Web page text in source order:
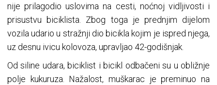
nije prilagodio uslovima na cesti, noćnoj vidljivosti i
prisustvu biciklista. Zbog toga je prednjim dijelom
vozila udario u stražnji dio bicikla kojim je ispred njega,
uz desnu ivicu kolovoza, upravljao 42-godišnjak.
Od siline udara, biciklist i bicikl odbačeni su u obližnje
polje kukuruza. Nažalost, muškarac je preminuo na